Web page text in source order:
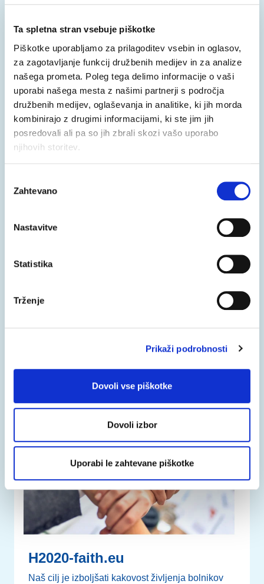
Ta spletna stran vsebuje piškotke
Piškotke uporabljamo za prilagoditev vsebin in oglasov,
za zagotavljanje funkcij družbenih medijev in za analize
našega prometa. Poleg tega delimo informacije o vaši
uporabi našega mesta z našimi partnerji s področja
družbenih medijev, oglaševanja in analitike, ki jih morda
kombinirajo z drugimi informacijami, ki ste jim jih
posredovali ali pa so jih zbrali skozi vašo uporabo
njihovih storitev.
soglasja
Zahtevano
Nastavitve
Statistika
Trženje
Prikaži podrobnosti
Dovoli vse piškotke
Dovoli izbor
Uporabi le zahtevane piškotke
project-easier.eu
Glede na globalno število gluhih na 76 milijonov
ljudi je očitno, da učinkovita komunikacija ni
zagotovljena vsem.
federica.eu
H2020-faith.eu
Naš cilj je izboljšati kakovost življenja bolnikov